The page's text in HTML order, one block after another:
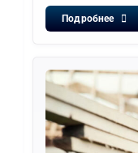
Подробнее